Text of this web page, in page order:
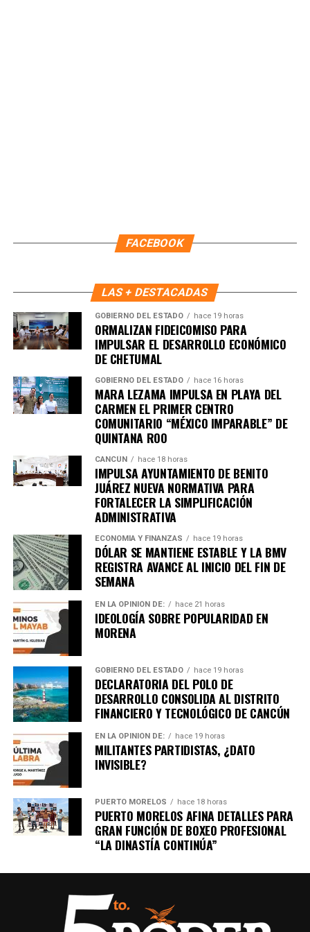
Recibe las noticias al instante
Únete al canal oficial de WhatsApp de
Quinto Podery recibe las noticias más
importantes de Quintana Roo directamente
en tu teléfono.
Unirme al canal de WhatsApp
FACEBOOK
LAS + DESTACADAS
GOBIERNO DEL ESTADO hace 19 horas
ORMALIZAN FIDEICOMISO PARA
IMPULSAR EL DESARROLLO ECONÓMICO
DE CHETUMAL
GOBIERNO DEL ESTADO hace 16 horas
MARA LEZAMA IMPULSA EN PLAYA DEL
CARMEN EL PRIMER CENTRO
COMUNITARIO “MÉXICO IMPARABLE” DE
QUINTANA ROO
CANCÚN hace 18 horas
IMPULSA AYUNTAMIENTO DE BENITO
JUÁREZ NUEVA NORMATIVA PARA
FORTALECER LA SIMPLIFICACIÓN
ADMINISTRATIVA
ECONOMÍA Y FINANZAS hace 19 horas
DÓLAR SE MANTIENE ESTABLE Y LA BMV
REGISTRA AVANCE AL INICIO DEL FIN DE
SEMANA
EN LA OPINIÓN DE: hace 21 horas
IDEOLOGÍA SOBRE POPULARIDAD EN
MORENA
GOBIERNO DEL ESTADO hace 19 horas
DECLARATORIA DEL POLO DE
DESARROLLO CONSOLIDA AL DISTRITO
FINANCIERO Y TECNOLÓGICO DE CANCÚN
EN LA OPINIÓN DE: hace 19 horas
MILITANTES PARTIDISTAS, ¿DATO
INVISIBLE?
PUERTO MORELOS hace 18 horas
PUERTO MORELOS AFINA DETALLES PARA
GRAN FUNCIÓN DE BOXEO PROFESIONAL
“LA DINASTÍA CONTINÚA”